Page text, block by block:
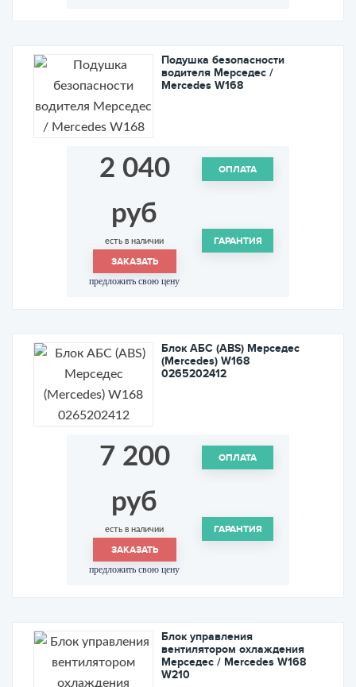
Подушка безопасности
водителя Мерседес /
Mercedes W168
2 040
руб
есть в наличии
ЗАКАЗАТЬ
предложить свою цену
ОПЛАТА
ГАРАНТИЯ
Блок АБС (ABS) Мерседес
(Mercedes) W168
0265202412
7 200
руб
есть в наличии
ЗАКАЗАТЬ
предложить свою цену
ОПЛАТА
ГАРАНТИЯ
Блок управления
вентилятором охлаждения
Мерседес / Mercedes W168
W210